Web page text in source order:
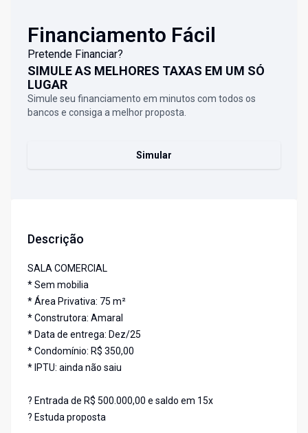
Financiamento Fácil
Pretende Financiar?
SIMULE AS MELHORES TAXAS EM UM SÓ
LUGAR
Simule seu financiamento em minutos com todos os
bancos e consiga a melhor proposta.
Simular
Descrição
SALA COMERCIAL
* Sem mobilia
* Área Privativa: 75 m²
* Construtora: Amaral
* Data de entrega: Dez/25
* Condomínio: R$ 350,00
* IPTU: ainda não saiu
? Entrada de R$ 500.000,00 e saldo em 15x
? Estuda proposta